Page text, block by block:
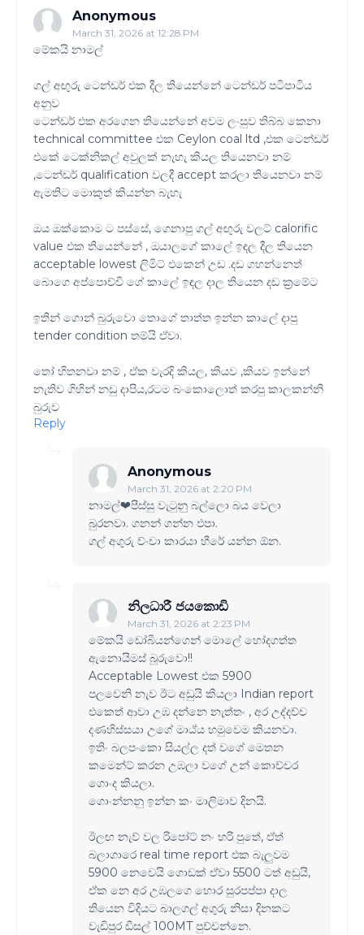
Anonymous
March 31, 2026 at 12:28 PM
මේකයි නාමල්
ගල් අඟුරු ටෙන්ඩර් එක දීල තියෙන්නේ ටෙන්ඩර් පටිපාටිය
අනුව
ටෙන්ඩර් එක අරගෙන තියෙන්නේ අවම ලංසුව තිබ්බ කෙනා
technical committee එක Ceylon coal ltd ,එක ටෙන්ඩර්
එකේ ටෙක්නිකල් අවුලක් නැහැ කියල තියෙනවා නම්
,ටෙන්ඩර් qualification වලදී accept කරලා තියෙනවා නම්
ඇමතිට මොකුත් කියන්න බැහැ
ඔය ඔක්කොම ට පස්සේ, ගෙනාපු ගල් අඟුරු වලට් calorific
value එක තියෙන්නේ , ඔයාලගේ කාලේ ඉඳල දීල තියෙන
acceptable lowest ලිමිට් එකෙන් උඩ .දඩ ගහන්නෙත්
බොගෙ අප්පොච්චි ගේ කාලේ ඉඳල දාල තියෙන දඩ ක්‍රමේට
ඉතින් ගොන් බුරුවො තොගේ තාත්ත ඉන්න කාලේ දාපු
tender condition තම්යි ඒවා.
තෝ හිතනවා නම් , ඒක වැරදි කියල, කියව ,කියව ඉන්නේ
නැතිව ගිහින් නඩු දාපිය,රටම බංකොලොත් කරපු කාලකන්නි
බුරුව
Reply
Anonymous
March 31, 2026 at 2:20 PM
නාමල්❤පීස්සු වැටුනු බල්ලො බය වෙලා
බුරනවා. ගනන් ගන්න එපා.
ගල් අගුරු ව්ංචා කාරයා හීරේ යන්න ඕන.
නිලධාරී ජයකොඩි
March 31, 2026 at 2:23 PM
මේකයි ඩෝබියන්ගෙන් මොලේ හෝදගත්ත
ඇනොයිමස් බූරුවො!!
Acceptable Lowest එක 5900
පලවෙනි නැව ඊට අඩුයි කියලා Indian report
එකෙත් ආවා උඹ දන්නෙ නැත්තං , අර උද්දච්ච
දණහිස්සයා උගේ මාඨ්ය හමුවෙම කියනවා.
ඉතිං බලපංකො සියල්ල දත් වගේ මෙතන
කමෙන්ට් කරන උඹලා වගේ උන් කොච්චර
ගොංද කියලා.
ගොංන්නනු ඉන්න කං මාලිමාව දිනයි.
ඊලඟ නැව් වල රිපෝට් නං හරි පුතේ, ඒත්
බලාගාරෙ real time report එක බැලුවම
5900 නෙවෙයි ගොඩක් ඒවා 5500 ටත් අඩුයි,
ඒක නෙ අර උඹලගෙ හොර සුරපප්පා දාල
තියෙන විදියට බාලගල් අගුරු නිසා දිනකට
වැඩිපුර ඩීසල් 100MT පුච්චන්නෙ.